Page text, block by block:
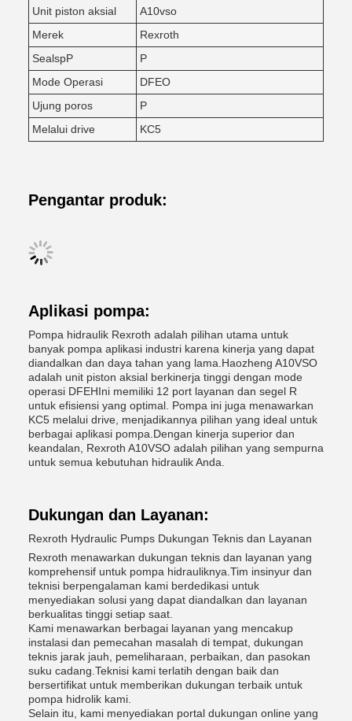
Unit piston aksial
A10vso
Merek
Rexroth
SealspP
P
Mode Operasi
DFEO
Ujung poros
P
Melalui drive
KC5
Pengantar produk:
Aplikasi pompa:
Pompa hidraulik Rexroth adalah pilihan utama untuk
banyak pompa aplikasi industri karena kinerja yang dapat
diandalkan dan daya tahan yang lama.Haozheng A10VSO
adalah unit piston aksial berkinerja tinggi dengan mode
operasi DFEHIni memiliki 12 port layanan dan segel R
untuk efisiensi yang optimal. Pompa ini juga menawarkan
KC5 melalui drive, menjadikannya pilihan yang ideal untuk
berbagai aplikasi pompa.Dengan kinerja superior dan
keandalan, Rexroth A10VSO adalah pilihan yang sempurna
untuk semua kebutuhan hidraulik Anda.
Dukungan dan Layanan:
Rexroth Hydraulic Pumps Dukungan Teknis dan Layanan
Rexroth menawarkan dukungan teknis dan layanan yang
komprehensif untuk pompa hidrauliknya.Tim insinyur dan
teknisi berpengalaman kami berdedikasi untuk
menyediakan solusi yang dapat diandalkan dan layanan
berkualitas tinggi setiap saat.
Kami menawarkan berbagai layanan yang mencakup
instalasi dan pemecahan masalah di tempat, dukungan
teknis jarak jauh, pemeliharaan, perbaikan, dan pasokan
suku cadang.Teknisi kami terlatih dengan baik dan
bersertifikat untuk memberikan dukungan terbaik untuk
pompa hidrolik kami.
Selain itu, kami menyediakan portal dukungan online yang